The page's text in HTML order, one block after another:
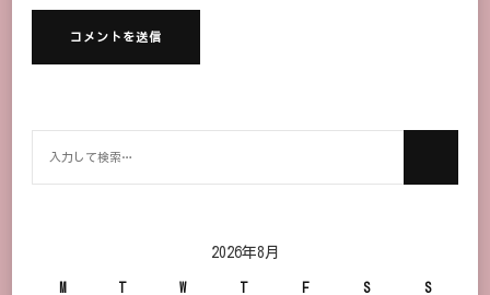
2026年8月
M T W T F S S